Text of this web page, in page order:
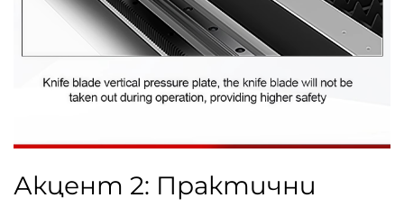
Акцент 2: Практични